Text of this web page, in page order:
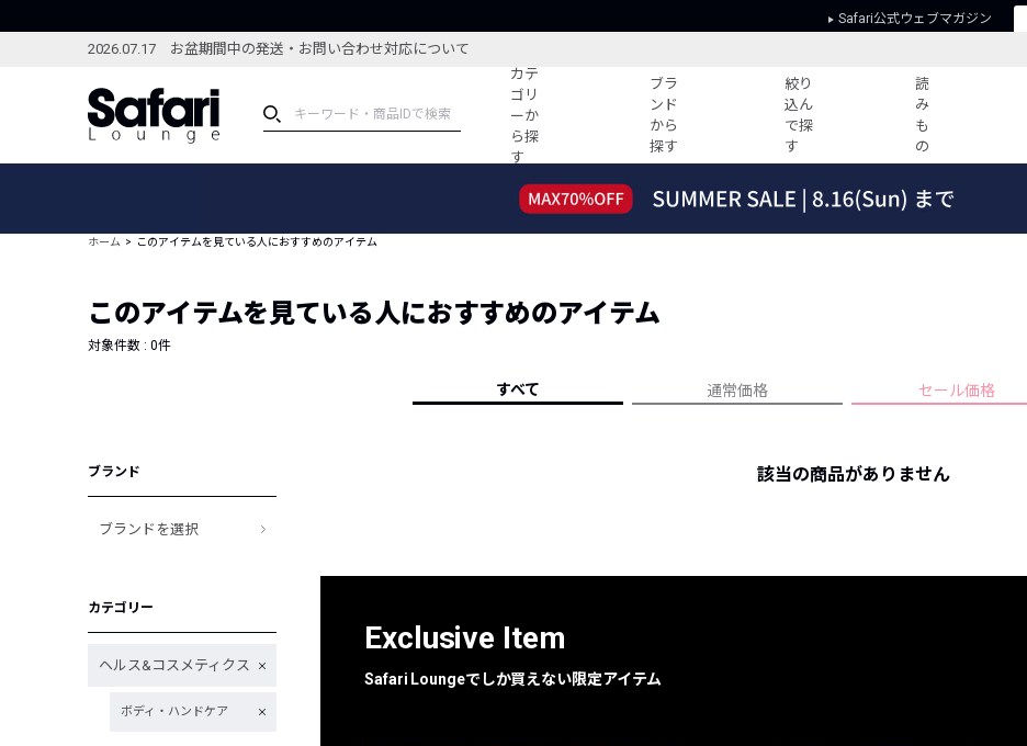
Safari公式ウェブマガジン
2026.07.17 お盆期間中の発送・お問い合わせ対応について
カテ
ゴリ
ーか
ら探
す
ブラ
ンド
から
探す
絞り
込ん
で探
す
読
み
も
の
ブランドから探す
新着アイテム
編集部のおすすめアイテム
特集記事
コーディネート
すべての記事
ーデ紹介
人気記事ランキング
フォーカスブランド
プライバシーポリシー
ホーム このアイテムを見ている人におすすめのアイテム
このアイテムを見ている人におすすめのアイテム
対象件数 : 0件
すべて 通常価格 セール価格
ブランド
ブランドを選択
カテゴリー
ヘルス&コスメティクス
ボディ・ハンドケア
該当の商品がありません
Exclusive Item
Safari Loungeでしか買えない限定アイテム